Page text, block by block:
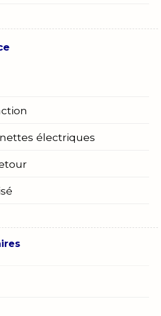
électriques